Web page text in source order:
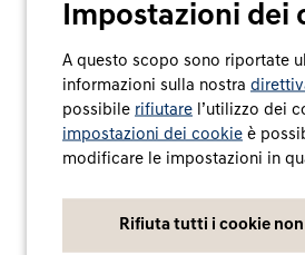
Impostazioni dei
A questo scopo sono riportate
informazioni sulla nostra
possibile rifiutare l’utilizzo dei
impostazioni dei cookie è
modificare le impostazioni in
Rifiuta tutti i cookie non